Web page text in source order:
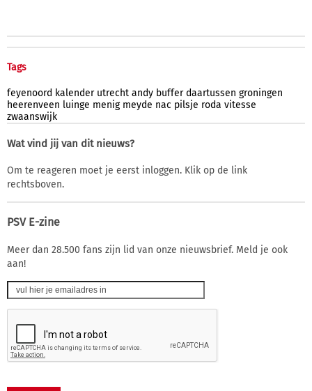
Tags
feyenoord kalender utrecht andy buffer daartussen groningen
heerenveen luinge menig meyde nac pilsje roda vitesse
zwaanswijk
Wat vind jij van dit nieuws?
Om te reageren moet je eerst inloggen. Klik op de link
rechtsboven.
PSV E-zine
Meer dan 28.500 fans zijn lid van onze nieuwsbrief. Meld je ook
aan!